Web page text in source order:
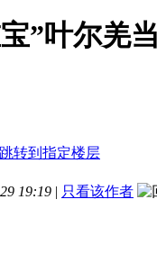
”叶尔羌
19:19 | 只看该作者